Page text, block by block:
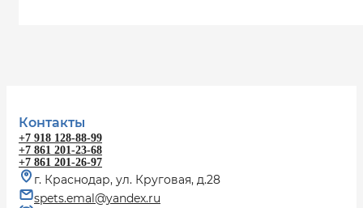
Контакты
+7 918 128-88-99
+7 861 201-23-68
+7 861 201-26-97
г. Краснодар, ул. Круговая, д.28
spets.emal@yandex.ru